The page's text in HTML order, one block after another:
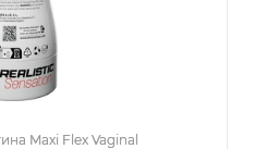
Maxi Flex Vaginal